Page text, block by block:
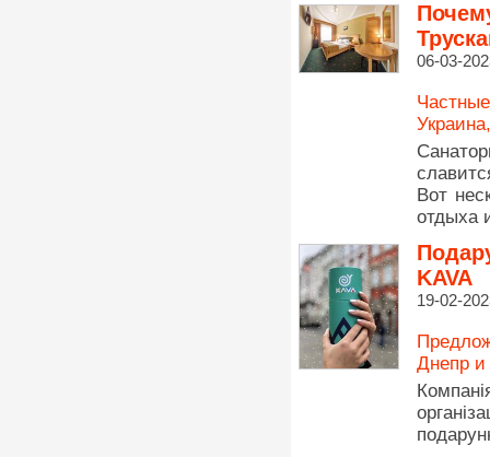
06-03-
Вот
отдыха
KAVA
19-02-
Днепр и